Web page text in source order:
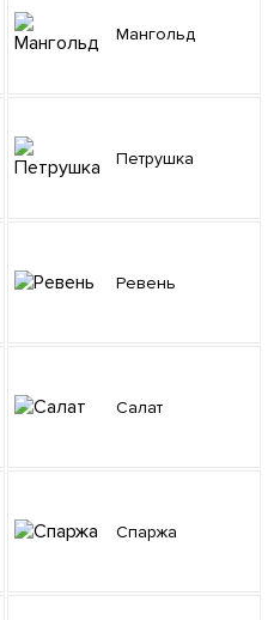
Мангольд
Петрушка
Ревень
Салат
Спаржа